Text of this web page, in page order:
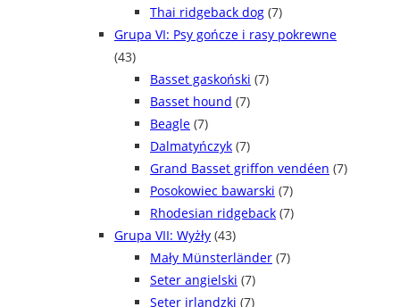
Thai ridgeback dog (7)
Grupa VI: Psy gończe i rasy pokrewne
(43)
Basset gaskoński (7)
Basset hound (7)
Beagle (7)
Dalmatyńczyk (7)
Grand Basset griffon vendéen (7)
Posokowiec bawarski (7)
Rhodesian ridgeback (7)
Grupa VII: Wyżły (43)
Mały Münsterländer (7)
Seter angielski (7)
Seter irlandzki (7)